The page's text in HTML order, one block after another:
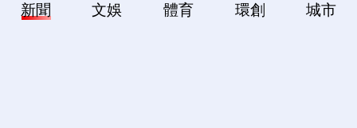
新聞 文娛 體育 環創 城市